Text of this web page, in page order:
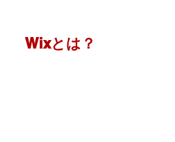
Wixとは？